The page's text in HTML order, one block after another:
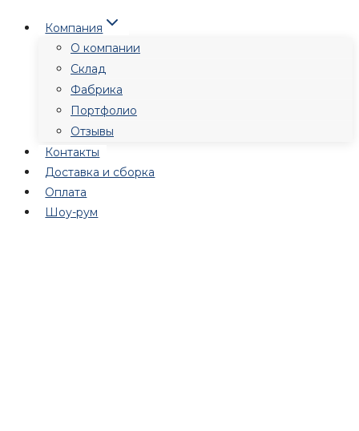
Перейти
содержимому
Компания
О компании
Склад
Фабрика
Портфолио
Отзывы
Контакты
Доставка и сборка
Оплата
Шоу-рум